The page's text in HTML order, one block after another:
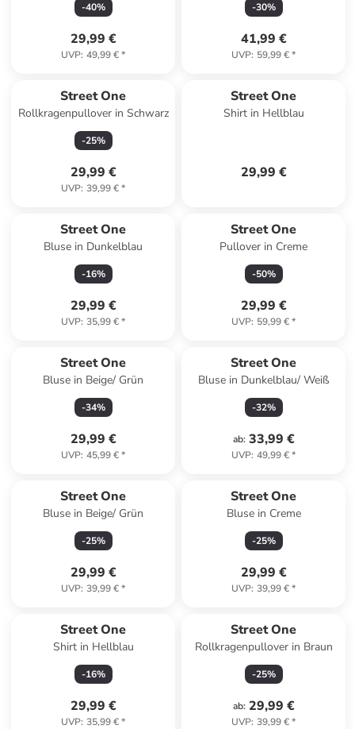
-40%
29,99 €
UVP: 49,99 €*
-30%
41,99 €
UVP: 59,99 €*
Street One
Rollkragenpullover in Schwarz
-25%
29,99 €
UVP: 39,99 €*
Street One
Shirt in Hellblau
29,99 €
Street One
Bluse in Dunkelblau
-16%
29,99 €
UVP: 35,99 €*
Street One
Pullover in Creme
-50%
29,99 €
UVP: 59,99 €*
Street One
Bluse in Beige/ Grün
-34%
29,99 €
UVP: 45,99 €*
Street One
Bluse in Dunkelblau/ Weiß
-32%
ab: 33,99 €
UVP: 49,99 €*
Street One
Bluse in Beige/ Grün
-25%
29,99 €
UVP: 39,99 €*
Street One
Bluse in Creme
-25%
29,99 €
UVP: 39,99 €*
Street One
Shirt in Hellblau
-16%
29,99 €
UVP: 35,99 €*
Street One
Rollkragenpullover in Braun
-25%
ab: 29,99 €
UVP: 39,99 €*